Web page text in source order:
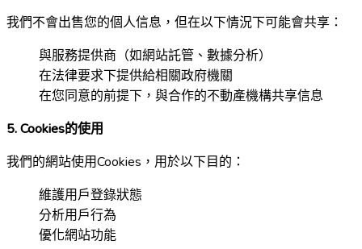
我們不會出售您的個人信息，但在以下情況下可能會共享：
與服務提供商（如網站託管、數據分析）
在法律要求下提供給相關政府機關
在您同意的前提下，與合作的不動產機構共享信息
5. Cookies的使用
我們的網站使用Cookies，用於以下目的：
維護用戶登錄狀態
分析用戶行為
優化網站功能